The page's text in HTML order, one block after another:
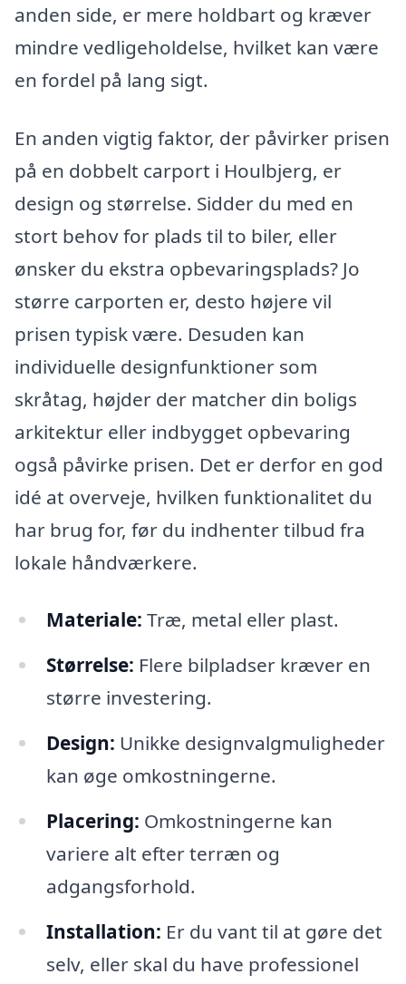
anden side, er mere holdbart og kræver
mindre vedligeholdelse, hvilket kan være
en fordel på lang sigt.
En anden vigtig faktor, der påvirker prisen
på en dobbelt carport i Houlbjerg, er
design og størrelse. Sidder du med en
stort behov for plads til to biler, eller
ønsker du ekstra opbevaringsplads? Jo
større carporten er, desto højere vil
prisen typisk være. Desuden kan
individuelle designfunktioner som
skråtag, højder der matcher din boligs
arkitektur eller indbygget opbevaring
også påvirke prisen. Det er derfor en god
idé at overveje, hvilken funktionalitet du
har brug for, før du indhenter tilbud fra
lokale håndværkere.
Materiale: Træ, metal eller plast.
Størrelse: Flere bilpladser kræver en
større investering.
Design: Unikke designvalgmuligheder
kan øge omkostningerne.
Placering: Omkostningerne kan
variere alt efter terræn og
adgangsforhold.
Installation: Er du vant til at gøre det
selv, eller skal du have professionel